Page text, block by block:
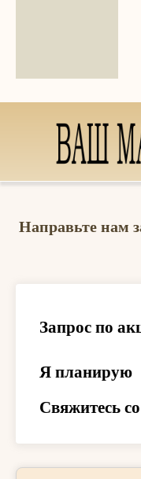
Направьте нам
Запрос по
Я планирую
Свяжитесь